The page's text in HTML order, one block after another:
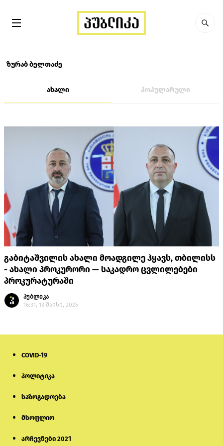
ზურაბ ბელთაძე
ახალი პოპულარული
გაბიტაშვილის ახალი მოადგილე ჰყავს, თბილისს
- ახალი პროკურორი — საკადრო ცვლილებები
პროკურატურაში
პუბლიკა
16:31, 13 მაისი, 2025
COVID-19
პოლიტიკა
საზოგადოება
მსოფლიო
არჩევნები 2021